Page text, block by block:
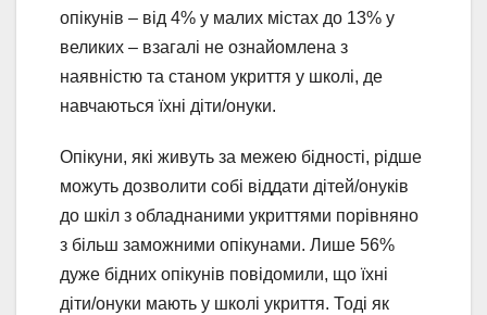
опікунів – від 4% у малих містах до 13% у
великих – взагалі не ознайомлена з
наявністю та станом укриття у школі, де
навчаються їхні діти/онуки.
Опікуни, які живуть за межею бідності, рідше
можуть дозволити собі віддати дітей/онуків
до шкіл з обладнаними укриттями порівняно
з більш заможними опікунами. Лише 56%
дуже бідних опікунів повідомили, що їхні
діти/онуки мають у школі укриття. Тоді як